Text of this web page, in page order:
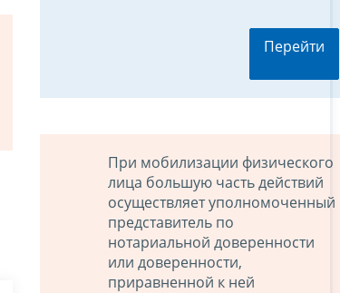
Перейти
При мобилизации физического
лица большую часть действий
осуществляет уполномоченный
представитель по
нотариальной доверенности
или доверенности,
приравненной к ней